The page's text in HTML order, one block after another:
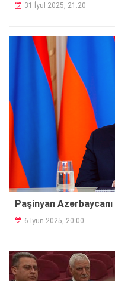
31 İyul 2025, 21:20
Paşinyan Azərbaycanı
6 İyun 2025, 20:00